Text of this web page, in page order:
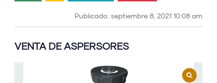
Publicado: septiembre 8, 2021 10:08 am
VENTA DE ASPERSORES